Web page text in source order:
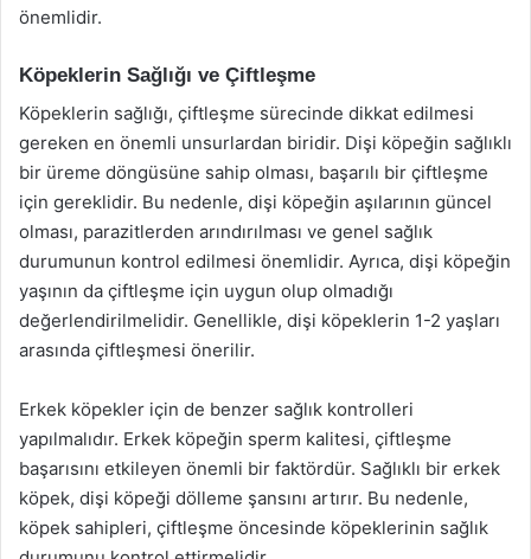
önemlidir.
Köpeklerin Sağlığı ve Çiftleşme
Köpeklerin sağlığı, çiftleşme sürecinde dikkat edilmesi
gereken en önemli unsurlardan biridir. Dişi köpeğin sağlıklı
bir üreme döngüsüne sahip olması, başarılı bir çiftleşme
için gereklidir. Bu nedenle, dişi köpeğin aşılarının güncel
olması, parazitlerden arındırılması ve genel sağlık
durumunun kontrol edilmesi önemlidir. Ayrıca, dişi köpeğin
yaşının da çiftleşme için uygun olup olmadığı
değerlendirilmelidir. Genellikle, dişi köpeklerin 1-2 yaşları
arasında çiftleşmesi önerilir.
Erkek köpekler için de benzer sağlık kontrolleri
yapılmalıdır. Erkek köpeğin sperm kalitesi, çiftleşme
başarısını etkileyen önemli bir faktördür. Sağlıklı bir erkek
köpek, dişi köpeği dölleme şansını artırır. Bu nedenle,
köpek sahipleri, çiftleşme öncesinde köpeklerinin sağlık